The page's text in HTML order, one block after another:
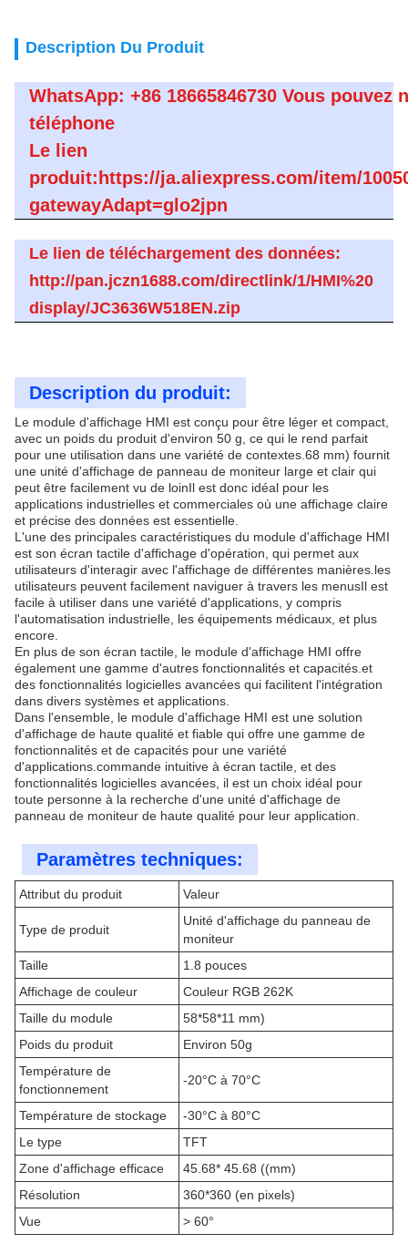
Description Du Produit
WhatsApp: +86 18665846730 Vous pouvez
téléphone
Le lien
produit:https://ja.aliexpress.com/item/
gatewayAdapt=glo2jpn
Le lien de téléchargement des données:
http://pan.jczn1688.com/directlink/1/HMI%20
display/JC3636W518EN.zip
Description du produit:
Le module d'affichage HMI est conçu pour être léger et compact,
avec un poids du produit d'environ 50 g, ce qui le rend parfait
pour une utilisation dans une variété de contextes.68 mm) fournit
une unité d'affichage de panneau de moniteur large et clair qui
peut être facilement vu de loinIl est donc idéal pour les
applications industrielles et commerciales où une affichage claire
et précise des données est essentielle.
L'une des principales caractéristiques du module d'affichage HMI
est son écran tactile d'affichage d'opération, qui permet aux
utilisateurs d'interagir avec l'affichage de différentes manières.les
utilisateurs peuvent facilement naviguer à travers les menusIl est
facile à utiliser dans une variété d'applications, y compris
l'automatisation industrielle, les équipements médicaux, et plus
encore.
En plus de son écran tactile, le module d'affichage HMI offre
également une gamme d'autres fonctionnalités et capacités.et
des fonctionnalités logicielles avancées qui facilitent l'intégration
dans divers systèmes et applications.
Dans l'ensemble, le module d'affichage HMI est une solution
d'affichage de haute qualité et fiable qui offre une gamme de
fonctionnalités et de capacités pour une variété
d'applications.commande intuitive à écran tactile, et des
fonctionnalités logicielles avancées, il est un choix idéal pour
toute personne à la recherche d'une unité d'affichage de
panneau de moniteur de haute qualité pour leur application.
Paramètres techniques:
Attribut du produit Valeur
Type de produit
Unité d'affichage du panneau de
moniteur
Taille
1.8 pouces
Affichage de couleur
Couleur RGB 262K
Taille du module
58*58*11 mm)
Poids du produit
Environ 50g
Température de
fonctionnement
-20°C à 70°C
Température de stockage
-30°C à 80°C
Le type
TFT
Zone d'affichage efficace
45.68* 45.68 ((mm)
Résolution
360*360 (en pixels)
Vue
> 60°